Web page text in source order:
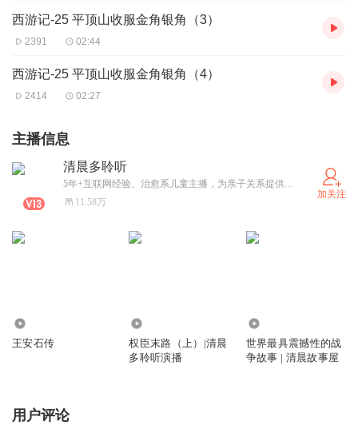
西游记-25 平顶山收服金角银角（3）
2391 02:44
西游记-25 平顶山收服金角银角（4）
2414 02:27
主播信息
清晨多聆听
5年+互联网经验、治愈系儿童主播，为亲子关系提供精神力量和解决方案
11.58万
加关注
王安石传
权臣末路（上）|清晨
多聆听演播
世界最具震撼性的战
争故事 | 清晨故事屋
用户评论